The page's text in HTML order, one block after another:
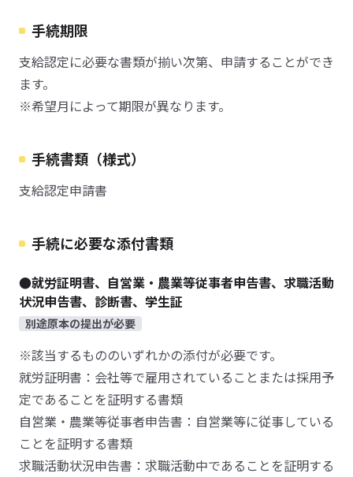
手続期限
支給認定に必要な書類が揃い次第、申請することができ
ます。
※希望月によって期限が異なります。
手続書類（様式）
支給認定申請書
手続に必要な添付書類
●就労証明書、自営業・農業等従事者申告書、求職活動
状況申告書、診断書、学生証
別途原本の提出が必要
※該当するもののいずれかの添付が必要です。
就労証明書：会社等で雇用されていることまたは採用予
定であることを証明する書類
自営業・農業等従事者申告書：自営業等に従事している
ことを証明する書類
求職活動状況申告書：求職活動中であることを証明する